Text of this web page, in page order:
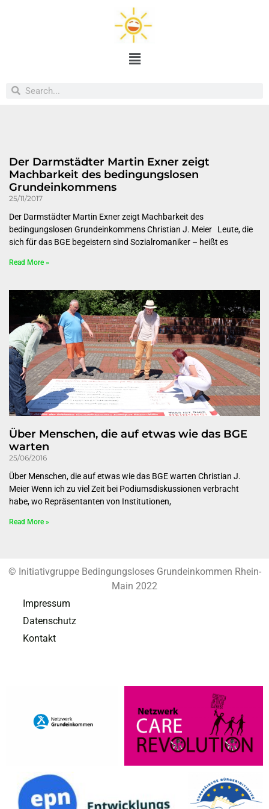
Der Darmstädter Martin Exner zeigt
Machbarkeit des bedingungslosen
Grundeinkommens
25/11/2017
Der Darmstädter Martin Exner zeigt Machbarkeit des
bedingungslosen Grundeinkommens Christian J. Meier Leute, die
sich für das BGE begeistern sind Sozialromaniker – heißt es
Read More »
Über Menschen, die auf etwas wie das BGE
warten
25/06/2016
Über Menschen, die auf etwas wie das BGE warten Christian J.
Meier Wenn ich zu viel Zeit bei Podiumsdiskussionen verbracht
habe, wo Repräsentanten von Institutionen,
Read More »
© Initiativgruppe Bedingungsloses Grundeinkommen Rhein-
Main 2022
Impressum
Datenschutz
Kontakt